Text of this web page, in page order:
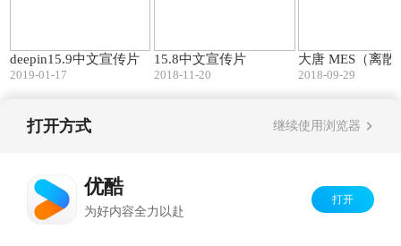
deepin15.9中文宣传片
2019-01-17
15.8中文宣传片
2018-11-20
大唐 MES（离散
2018-09-29
打开方式 继续使用浏览器
优酷
为好内容全力以赴
打开